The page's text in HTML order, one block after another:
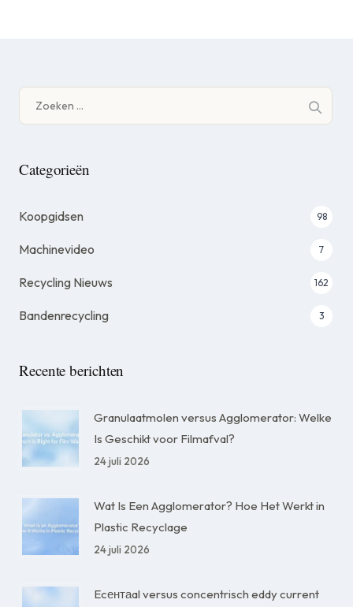
naar:
Categorieën
Koopgidsen 98
Machinevideo 7
Recycling Nieuws 162
Bandenrecycling 3
Recente berichten
Granulaatmolen versus Agglomerator: Welke
Is Geschikt voor Filmafval?
24 juli 2026
Wat Is Een Agglomerator? Hoe Het Werkt in
Plastic Recyclage
24 juli 2026
Ecентаal versus concentrisch eddy current